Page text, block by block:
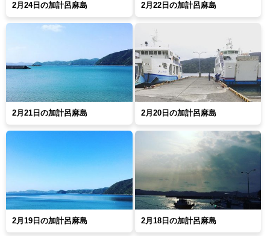
2月24日の加計呂麻島 2月22日の加計呂麻島
2月21日の加計呂麻島 2月20日の加計呂麻島
2月19日の加計呂麻島 2月18日の加計呂麻島